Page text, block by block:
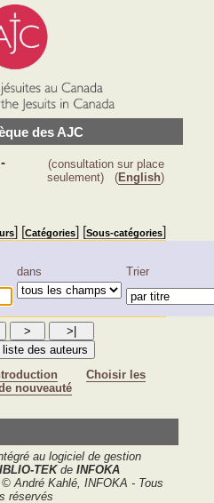
des AJC
(consultation sur place
seulement) (English)
] [Catégories] [Sous-catégories]
dans Trier
Choisir les
nouveauté
au logiciel de gestion
TEKde INFOKA
André Kahlé, INFOKA - Tous
réservés